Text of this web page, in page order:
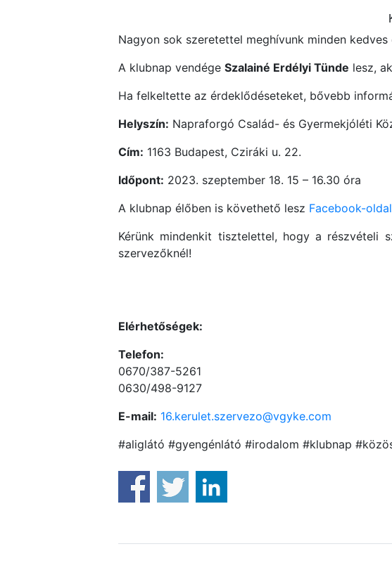
Nagyon sok szeretettel meghívunk minden
A klubnap vendége Szalainé Erdélyi Tünde lesz,
Ha felkeltette az érdeklődéseteket, bővebb
Helyszín: Napraforgó Család- és Gyermekjóléti
Cím: 1163 Budapest, Cziráki u. 22.
Időpont: 2023. szeptember 18. 15 – 16.30 óra
A klubnap élőben is követhető lesz Facebook-
Kérünk mindenkit tisztelettel, hogy a részvételi
szervezőknél!
Elérhetőségek:
Telefon:
0670/387-5261
0630/498-9127
E-mail: 16.kerulet.szervezo@vgyke.com
#aliglátó #gyengénlátó #irodalom #klubnap